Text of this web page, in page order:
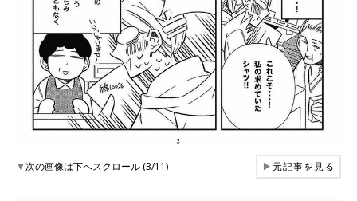
▼次の画像は下へスクロール (3/11) ▶元記事を見る